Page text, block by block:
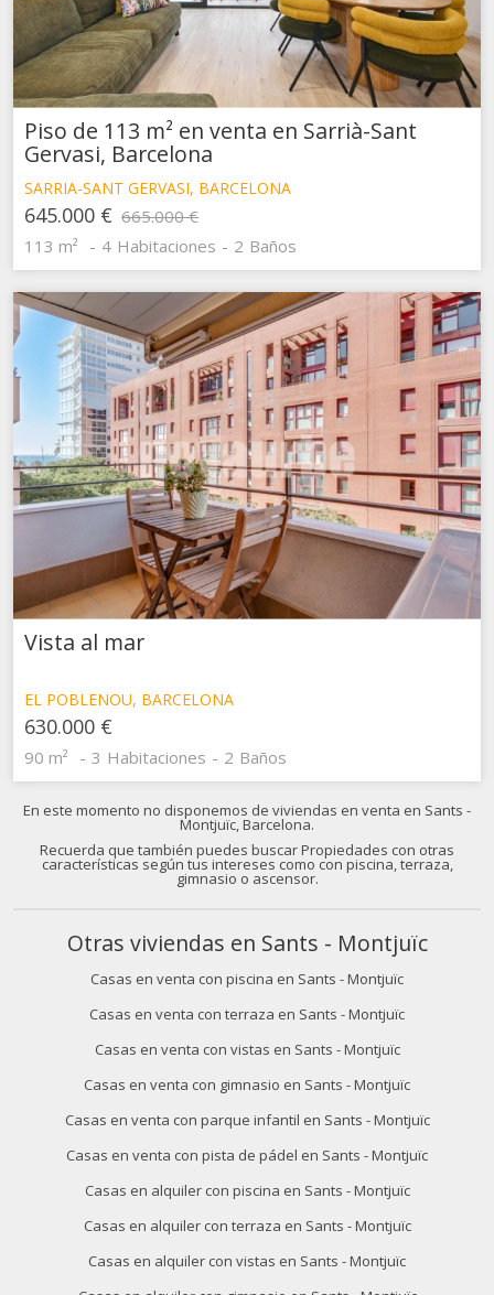
Piso de 113 m² en venta en Sarrià-Sant
Gervasi, Barcelona
SARRIÀ-SANT GERVASI, BARCELONA
645.000 € 665.000 €
113 m²
4 Habitaciones 2 Baños
Vista al mar
EL POBLENOU, BARCELONA
630.000 €
90 m² 3 Habitaciones 2 Baños
En este momento no disponemos de viviendas en venta en Sants -
Montjuïc, Barcelona.
Recuerda que también puedes buscar Propiedades con otras
características según tus intereses como con piscina, terraza,
gimnasio o ascensor.
Otras viviendas en Sants - Montjuïc
Casas en venta con piscina en Sants - Montjuïc
Casas en venta con terraza en Sants - Montjuïc
Casas en venta con vistas en Sants - Montjuïc
Casas en venta con gimnasio en Sants - Montjuïc
Casas en venta con parque infantil en Sants - Montjuïc
Casas en venta con pista de pádel en Sants - Montjuïc
Casas en alquiler con piscina en Sants - Montjuïc
Casas en alquiler con terraza en Sants - Montjuïc
Casas en alquiler con vistas en Sants - Montjuïc